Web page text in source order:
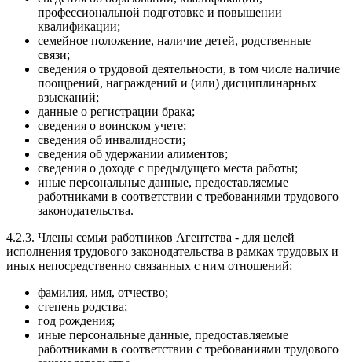
профессиональной подготовке и повышении
квалификации;
семейное положение, наличие детей, родственные
связи;
сведения о трудовой деятельности, в том числе наличие
поощрений, награждений и (или) дисциплинарных
взысканий;
данные о регистрации брака;
сведения о воинском учете;
сведения об инвалидности;
сведения об удержании алиментов;
сведения о доходе с предыдущего места работы;
иные персональные данные, предоставляемые
работниками в соответствии с требованиями трудового
законодательства.
4.2.3. Члены семьи работников Агентства - для целей
исполнения трудового законодательства в рамках трудовых и
иных непосредственно связанных с ним отношений:
фамилия, имя, отчество;
степень родства;
год рождения;
иные персональные данные, предоставляемые
работниками в соответствии с требованиями трудового